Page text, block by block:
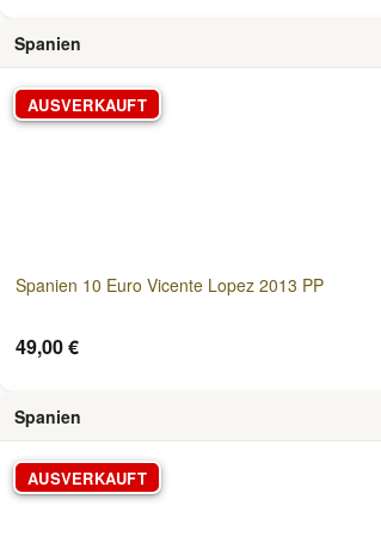
Spanien
AUSVERKAUFT
Spanien 10 Euro Vicente Lopez 2013 PP
49,00 €
Spanien
AUSVERKAUFT